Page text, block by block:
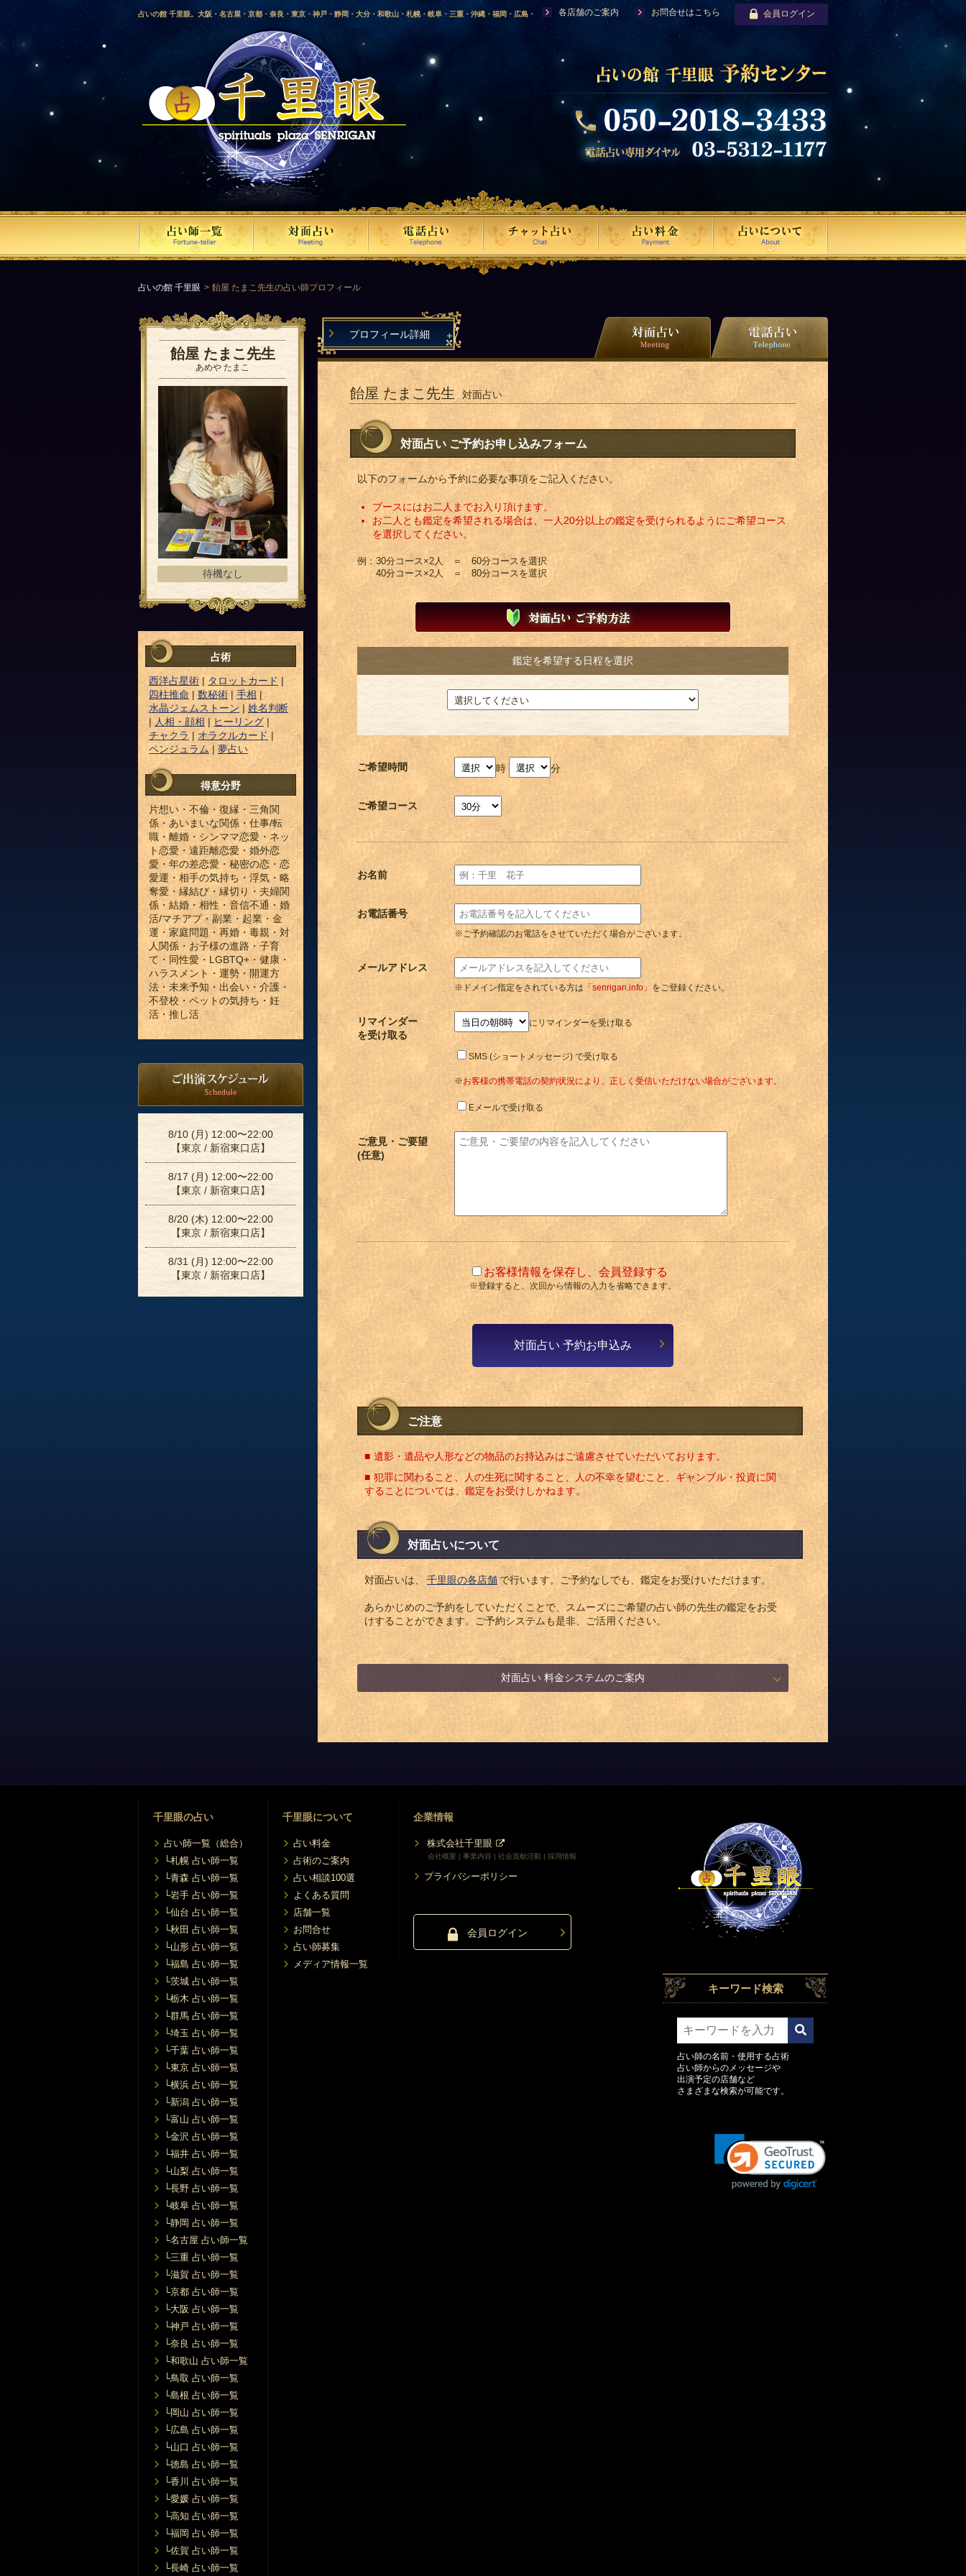
占いの館 千里眼。大阪・名古屋・京都・奈良・東京・神戸・静岡・大分・和歌山・札幌・岐阜・三重・沖縄・福岡・広島・
愛媛・鹿児島・徳島・香川・山形・岡山・横浜・千葉・福島・岩手・高知・熊本・群馬・滋賀・福井・仙台・山口・宮崎・山
梨・長野・埼玉・茨城・栃木・金沢・佐賀・長崎・鳥取・富山・新潟・秋田・青森・島根に店舗を構える、口コミで評判の人
気占い師による占い。
各店舗のご案内 お問合せはこちら 会員ログイン
占いの館 千里眼 飴屋 たまこ先生の占い師プロフィール
飴屋 たまこ先生
あめや たまこ
待機なし
占術
西洋占星術 | タロットカード |
四柱推命 | 数秘術|手相 |
水晶ジェムストーン | 姓名判断
|人相・顔相 | ヒーリング |
チャクラ |オラクルカード |
ペンジュラム| 夢占い
得意分野
片想い・不倫・復縁・三角関
係・あいまいな関係・仕事/転
職・離婚・シンママ恋愛・ネッ
ト恋愛・遠距離恋愛・婚外恋
愛・年の差恋愛・秘密の恋・恋
愛運・相手の気持ち・浮気・略
奪愛・縁結び・縁切り・夫婦関
係・結婚・相性・音信不通・婚
活/マチアプ・副業・起業・金
運・家庭問題・再婚・毒親・対
人関係・お子様の進路・子育
て・同性愛・LGBTQ+・健康・
ハラスメント・運勢・開運方
法・未来予知・出会い・介護・
不登校・ペットの気持ち・妊
活・推し活
8/10 (月) 12:00〜22:00
【東京 / 新宿東口店】
8/17 (月) 12:00〜22:00
【東京 / 新宿東口店】
8/20 (木) 12:00〜22:00
【東京 / 新宿東口店】
8/31 (月) 12:00〜22:00
【東京 / 新宿東口店】
プロフィール詳細
飴屋 たまこ先生 対面占い
対面占い ご予約お申し込みフォーム
以下のフォームから予約に必要な事項をご記入ください。
ブースにはお二人までお入り頂けます。
お二人とも鑑定を希望される場合は、一人20分以上の鑑定を受けられるようにご希望コース
を選択してください。
例：30分コース×2人 ＝ 60分コースを選択
40分コース×2人 ＝ 80分コースを選択
鑑定を希望する日程を選択
ご希望時間 時 分
ご希望コース
お名前
お電話番号
※ご予約確認のお電話をさせていただく場合がございます。
メールアドレス
※ドメイン指定をされている方は 「senrigan.info」 をご登録ください。
リマインダー
を受け取る
にリマインダーを受け取る
SMS (ショートメッセージ) で受け取る
※お客様の携帯電話の契約状況により、正しく受信いただけない場合がございます。
Eメールで受け取る
ご意見・ご要望
(任意)
お客様情報を保存し、会員登録する
※登録すると、次回から情報の入力を省略できます。
対面占い 予約お申込み
ご注意
遺影・遺品や人形などの物品のお持込みはご遠慮させていただいております。
犯罪に関わること、人の生死に関すること、人の不幸を望むこと、ギャンブル・投資に関
することについては、鑑定をお受けしかねます。
対面占いについて
対面占いは、 千里眼の各店舗 で行います。ご予約なしでも、鑑定をお受けいただけます。
あらかじめのご予約をしていただくことで、スムーズにご希望の占い師の先生の鑑定をお受
けすることができます。ご予約システムも是非、ご活用ください。
対面占い 料金システムのご案内
千里眼の占い
占い師一覧（総合）
└札幌 占い師一覧
└青森 占い師一覧
└岩手 占い師一覧
└仙台 占い師一覧
└秋田 占い師一覧
└山形 占い師一覧
└福島 占い師一覧
└茨城 占い師一覧
└栃木 占い師一覧
└群馬 占い師一覧
└埼玉 占い師一覧
└千葉 占い師一覧
└東京 占い師一覧
└横浜 占い師一覧
└新潟 占い師一覧
└富山 占い師一覧
└金沢 占い師一覧
└福井 占い師一覧
└山梨 占い師一覧
└長野 占い師一覧
└岐阜 占い師一覧
└静岡 占い師一覧
└名古屋 占い師一覧
└三重 占い師一覧
└滋賀 占い師一覧
└京都 占い師一覧
└大阪 占い師一覧
└神戸 占い師一覧
└奈良 占い師一覧
└和歌山 占い師一覧
└鳥取 占い師一覧
└島根 占い師一覧
└岡山 占い師一覧
└広島 占い師一覧
└山口 占い師一覧
└徳島 占い師一覧
└香川 占い師一覧
└愛媛 占い師一覧
└高知 占い師一覧
└福岡 占い師一覧
└佐賀 占い師一覧
└長崎 占い師一覧
千里眼について
占い料金
占術のご案内
占い相談100選
よくある質問
店舗一覧
お問合せ
占い師募集
メディア情報一覧
企業情報
株式会社千里眼
会社概要 | 事業内容 | 社会貢献活動 | 採用情報
プライバシーポリシー
会員ログイン
キーワード検索
占い師の名前・使用する占術
占い師からのメッセージや
出演予定の店舗など
さまざまな検索が可能です。